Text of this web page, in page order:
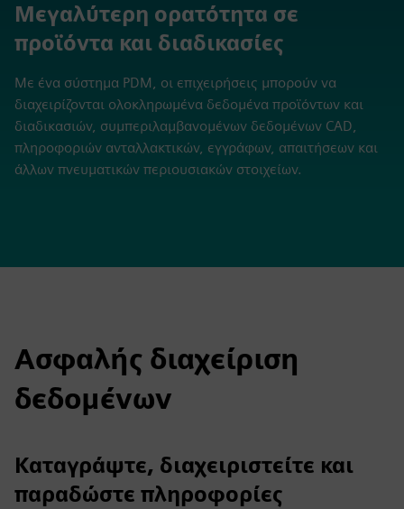
Μεγαλύτερη ορατότητα σε
προϊόντα και διαδικασίες
Με ένα σύστημα PDM, οι επιχειρήσεις μπορούν να
διαχειρίζονται ολοκληρωμένα δεδομένα προϊόντων και
διαδικασιών, συμπεριλαμβανομένων δεδομένων CAD,
πληροφοριών ανταλλακτικών, εγγράφων, απαιτήσεων και
άλλων πνευματικών περιουσιακών στοιχείων.
Ασφαλής διαχείριση
δεδομένων
Καταγράψτε, διαχειριστείτε και
παραδώστε πληροφορίες